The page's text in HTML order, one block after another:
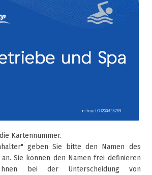
Kartennummer.
geben Sie bitte den Namen des
Sie können den Namen frei definieren
bei der Unterscheidung von